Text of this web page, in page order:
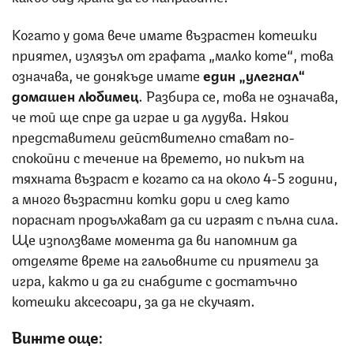
Когато у дома вече имате възрастен котешки
приятел, излязъл от графата „малко коте“, това
означава, че донякъде иматеедин „улегнал“
домашен любимец. Разбира се, това не означава,
че той ще спре да играе и да лудува. Някои
представители действително стават по-
спокойни с течение на времето, но пикът на
тяхната възраст е когато са на около 4-5 години,
а много възрастни котки дори и след като
пораснат продължават да си играят с пълна сила.
Ще използваме момента да ви напомним да
отделяте време на гальовните си приятели за
игра, както и да ги снабдите с достатъчно
котешки аксесоари, за да не скучаят.
Вижте още: